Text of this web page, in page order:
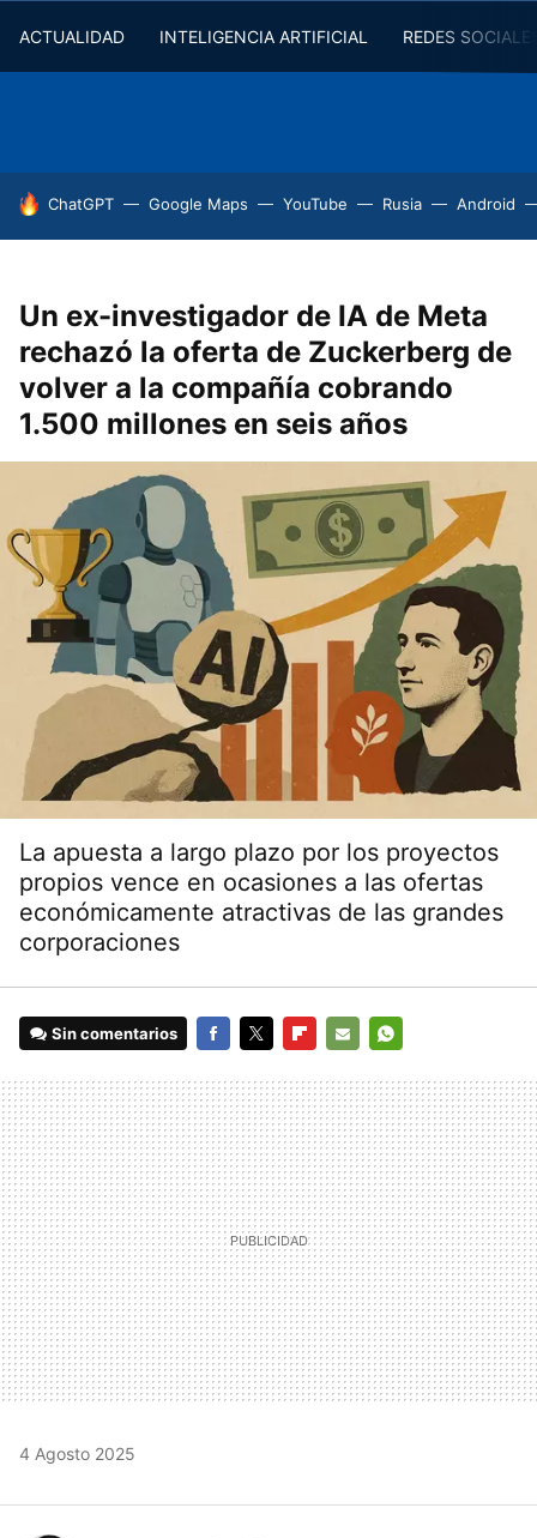
ACTUALIDAD INTELIGENCIA ARTIFICIAL REDES
HOY SE HABLA DE
ChatGPT Google Maps YouTube Rusia Android
Un ex-investigador de IA de Meta
rechazó la oferta de Zuckerberg de
volver a la compañía cobrando
1.500 millones en seis años
La apuesta a largo plazo por los proyectos
propios vence en ocasiones a las ofertas
económicamente atractivas de las grandes
corporaciones
Sin comentarios
MAIL
4 Agosto 2025